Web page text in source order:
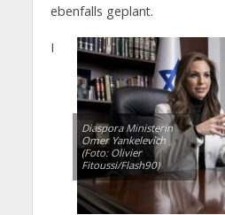
ebenfalls geplant.
Diaspora Ministerin
Omer Yankelevich
(Foto: Olivier
Fitoussi/Flash90)
I